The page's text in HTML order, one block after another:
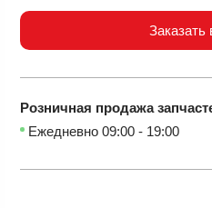
Заказать
Розничная продажа
Ежедневно 09:00 - 19:00